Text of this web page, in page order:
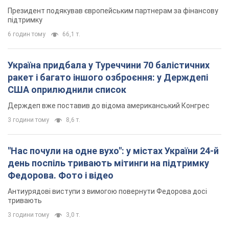
Президент подякував європейським партнерам за фінансову
підтримку
6 годин тому 66,1 т.
Україна придбала у Туреччини 70 балістичних
ракет і багато іншого озброєння: у Держдепі
США оприлюднили список
Держдеп вже поставив до відома американський Конгрес
3 години тому 8,6 т.
"Нас почули на одне вухо": у містах України 24-й
день поспіль тривають мітинги на підтримку
Федорова. Фото і відео
Антиурядові виступи з вимогою повернути Федорова досі
тривають
3 години тому 3,0 т.